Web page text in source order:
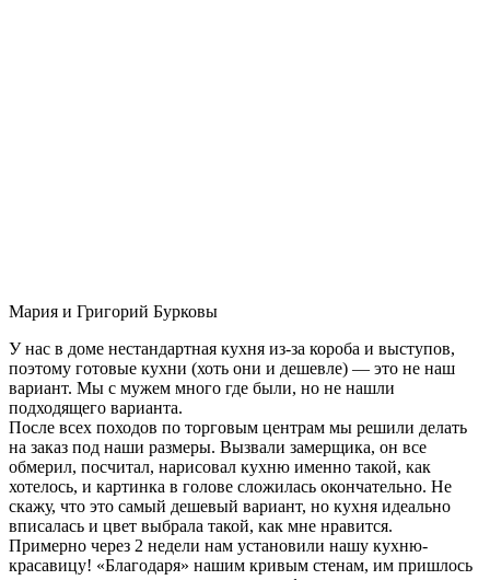
Мария и Григорий Бурковы
У нас в доме нестандартная кухня из-за короба и выступов,
поэтому готовые кухни (хоть они и дешевле) — это не наш
вариант. Мы с мужем много где были, но не нашли
подходящего варианта.
После всех походов по торговым центрам мы решили делать
на заказ под наши размеры. Вызвали замерщика, он все
обмерил, посчитал, нарисовал кухню именно такой, как
хотелось, и картинка в голове сложилась окончательно. Не
скажу, что это самый дешевый вариант, но кухня идеально
вписалась и цвет выбрала такой, как мне нравится.
Примерно через 2 недели нам установили нашу кухню-
красавицу! «Благодаря» нашим кривым стенам, им пришлось